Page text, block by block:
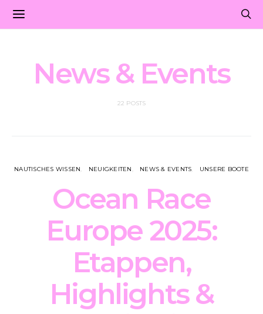
News & Events
22 POSTS
NAUTISCHES WISSEN NEUIGKEITEN NEWS & EVENTS UNSERE BOOTE
Ocean Race
Europe 2025:
Etappen,
Highlights &